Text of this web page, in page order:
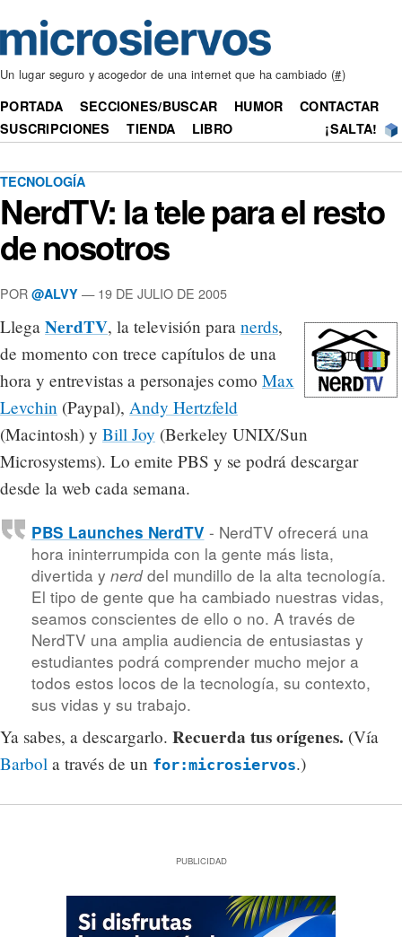
Un lugar seguro y acogedor de una internet que ha cambiado (#)
PORTADA SECCIONES/BUSCAR HUMOR
CONTACTAR
SUSCRIPCIONES
TIENDA LIBRO ¡SALTA!
TECNOLOGÍA
NerdTV: la tele para el resto
de nosotros
POR @ALVY — 19 DE JULIO DE 2005
Llega NerdTV, la televisión para nerds,
de momento con trece capítulos de una
hora y entrevistas a personajes como Max
Levchin (Paypal), Andy Hertzfeld
(Macintosh) y Bill Joy (Berkeley UNIX/Sun
Microsystems). Lo emite PBS y se podrá descargar
desde la web cada semana.
PBS Launches NerdTV - NerdTV ofrecerá una
hora ininterrumpida con la gente más lista,
divertida y nerddel mundillo de la alta tecnología.
El tipo de gente que ha cambiado nuestras vidas,
seamos conscientes de ello o no. A través de
NerdTV una amplia audiencia de entusiastas y
estudiantes podrá comprender mucho mejor a
todos estos locos de la tecnología, su contexto,
sus vidas y su trabajo.
Ya sabes, a descargarlo. Recuerda tus orígenes. (Vía
Barbol a través de un for:microsiervos.)
PUBLICIDAD